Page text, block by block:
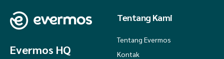
Evermos HQ
Tentang Kami
Tentang Evermos
Kontak